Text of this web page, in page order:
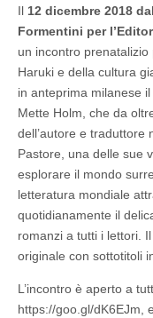
Il 12 dicembre 2018
Formentini per
un incontro
Haruki e della cultura
in anteprima milanese
Mette Holm, che da
dell’autore e traduttore
Pastore, una delle sue
esplorare il mondo
letteratura mondiale
quotidianamente il
romanzi a tutti i lettori.
originale con sottotitoli
L’incontro è aperto a
https://goo.gl/dK6EJm,